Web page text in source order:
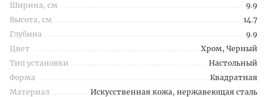
Ширина, см
9.9
Высота, см
14.7
Глубина
9.9
Цвет
Хром, Черный
Тип установки
Настольный
Форма
Квадратная
Материал
Искусственная кожа, нержавеющая сталь